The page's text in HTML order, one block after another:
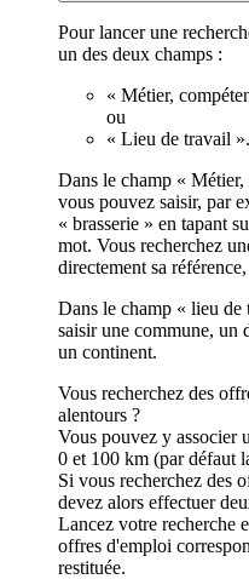
Pour lancer une
un des deux champs :
« Métier,
ou
« Lieu de travail ».
Dans le champ «
vous pouvez saisir, par
« brasserie » en tapant
mot. Vous recherchez
directement sa
Dans le champ « lieu
saisir une commune, un
un continent.
Vous recherchez des
alentours ?
Vous pouvez y associer
0 et 100 km (par défaut
Si vous recherchez des
devez alors effectuer
Lancez votre recherche
offres d'emploi
restituée.